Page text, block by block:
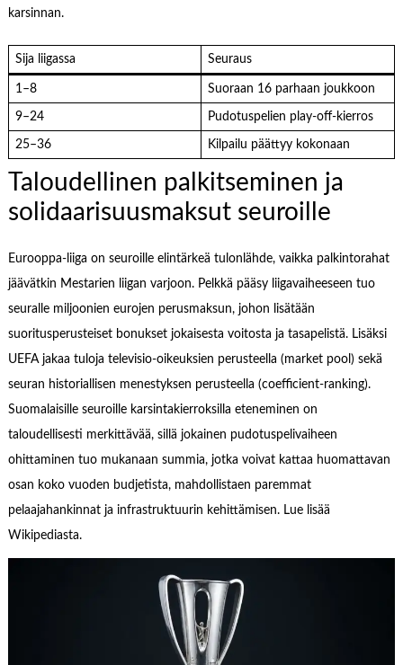
karsinnan.
Sija liigassa Seuraus
1–8 Suoraan 16 parhaan joukkoon
9–24 Pudotuspelien play-off-kierros
25–36 Kilpailu päättyy kokonaan
Taloudellinen palkitseminen ja
solidaarisuusmaksut seuroille
Eurooppa-liiga on seuroille elintärkeä tulonlähde, vaikka palkintorahat
jäävätkin Mestarien liigan varjoon. Pelkkä pääsy liigavaiheeseen tuo
seuralle miljoonien eurojen perusmaksun, johon lisätään
suoritusperusteiset bonukset jokaisesta voitosta ja tasapelistä. Lisäksi
UEFA jakaa tuloja televisio-oikeuksien perusteella (market pool) sekä
seuran historiallisen menestyksen perusteella (coefficient-ranking).
Suomalaisille seuroille karsintakierroksilla eteneminen on
taloudellisesti merkittävää, sillä jokainen pudotuspelivaiheen
ohittaminen tuo mukanaan summia, jotka voivat kattaa huomattavan
osan koko vuoden budjetista, mahdollistaen paremmat
pelaajahankinnat ja infrastruktuurin kehittämisen. Lue lisää
Wikipediasta.